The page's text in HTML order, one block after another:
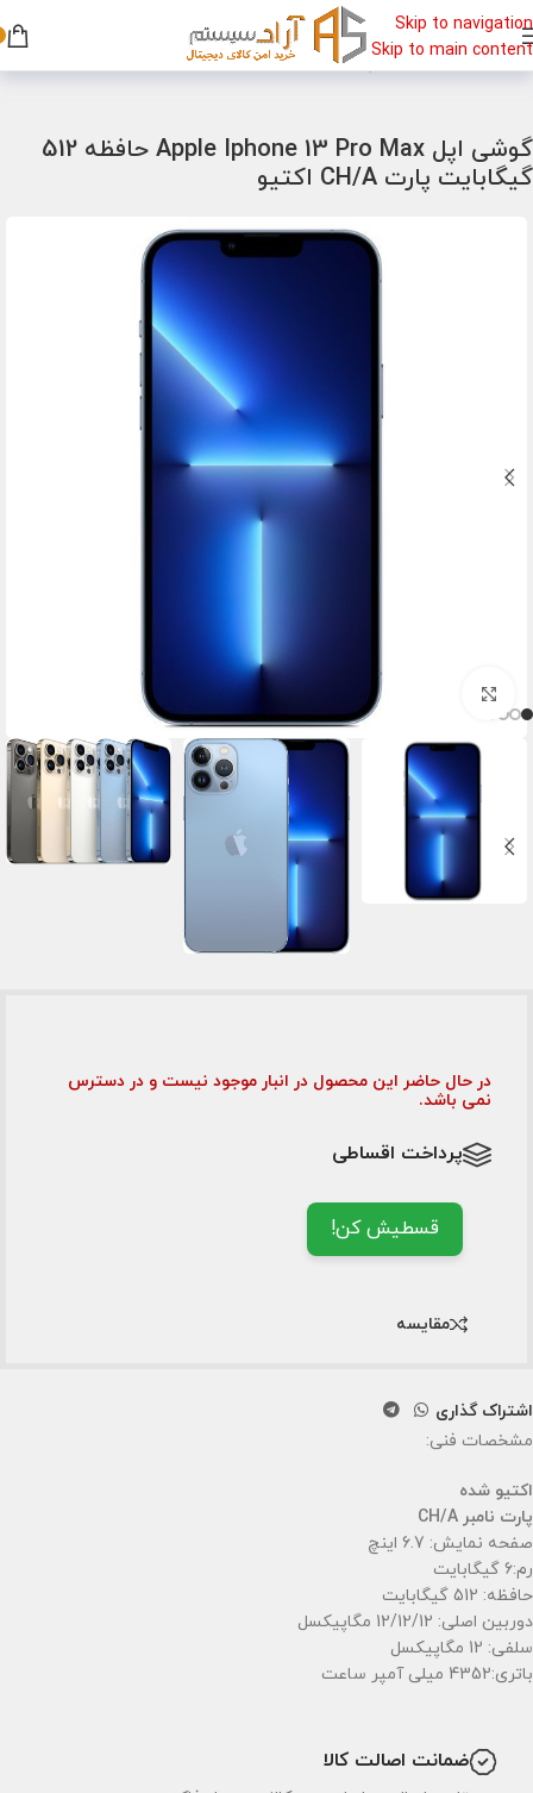
Skip to navigation
Skip to main content
خانه/گوشی/ گوشی اپل
گوشی اپل Apple Iphone 13 Pro Max حافظه 512
گیگابایت پارت CH/A اکتیو
برای بزرگنمایی کلیک کنید
در حال حاضر این محصول در انبار موجود نیست و در دسترس
نمی باشد.
پرداخت اقساطی
قسطیش کن!
مقایسه
اشتراک گذاری
مشخصات فنی:
اکتیو شده
پارت نامبر CH/A
صفحه نمایش: 6.7 اینچ
رم:6 گیگابایت
حافظه: 512 گیگابایت
دوربین اصلی: 12/12/12 مگاپیکسل
سلفی: 12 مگاپیکسل
باتری:4352 میلی آمپر ساعت
ضمانت اصالت کالا